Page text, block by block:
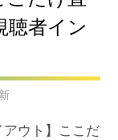
聴者イン
ウト】ここだ